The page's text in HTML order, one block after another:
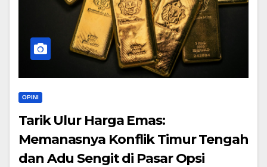
OPINI
Tarik Ulur Harga Emas:
Memanasnya Konflik Timur Tengah
dan Adu Sengit di Pasar Opsi